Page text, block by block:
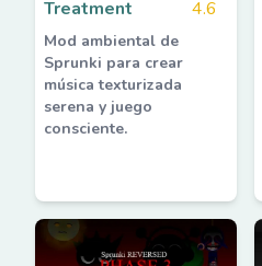
Treatment
4.6
Mod ambiental de
Sprunki para crear
música texturizada
serena y juego
consciente.